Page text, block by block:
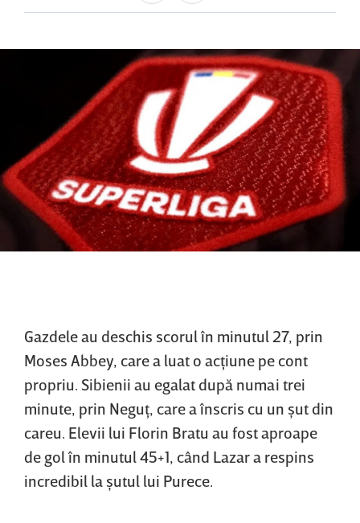
Gazdele au deschis scorul în minutul 27, prin
Moses Abbey, care a luat o acţiune pe cont
propriu. Sibienii au egalat după numai trei
minute, prin Neguţ, care a înscris cu un şut din
careu. Elevii lui Florin Bratu au fost aproape
de gol în minutul 45+1, când Lazar a respins
incredibil la şutul lui Purece.